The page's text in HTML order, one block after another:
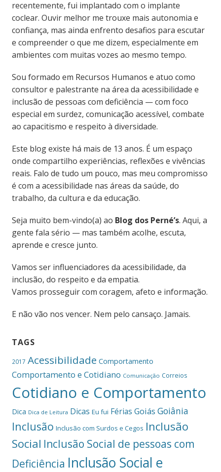
recentemente, fui implantado com o implante
coclear. Ouvir melhor me trouxe mais autonomia e
confiança, mas ainda enfrento desafios para escutar
e compreender o que me dizem, especialmente em
ambientes com muitas vozes ao mesmo tempo.
Sou formado em Recursos Humanos e atuo como
consultor e palestrante na área da acessibilidade e
inclusão de pessoas com deficiência — com foco
especial em surdez, comunicação acessível, combate
ao capacitismo e respeito à diversidade.
Este blog existe há mais de 13 anos. É um espaço
onde compartilho experiências, reflexões e vivências
reais. Falo de tudo um pouco, mas meu compromisso
é com a acessibilidade nas áreas da saúde, do
trabalho, da cultura e da educação.
Seja muito bem-vindo(a) ao Blog dos Perné’s. Aqui, a
gente fala sério — mas também acolhe, escuta,
aprende e cresce junto.
Vamos ser influenciadores da acessibilidade, da
inclusão, do respeito e da empatia.
Vamos prosseguir com coragem, afeto e informação.
E não vão nos vencer. Nem pelo cansaço. Jamais.
TAGS
2017 Acessibilidade Comportamento
Comportamento e Cotidiano Comunicação Correios
Cotidiano e Comportamento
Dica Dica de Leitura Dicas Eu fui Férias Goiás Goiânia
Inclusão Inclusão com Surdos e Cegos Inclusão
Social Inclusão Social de pessoas com
Deficiência Inclusão Social e